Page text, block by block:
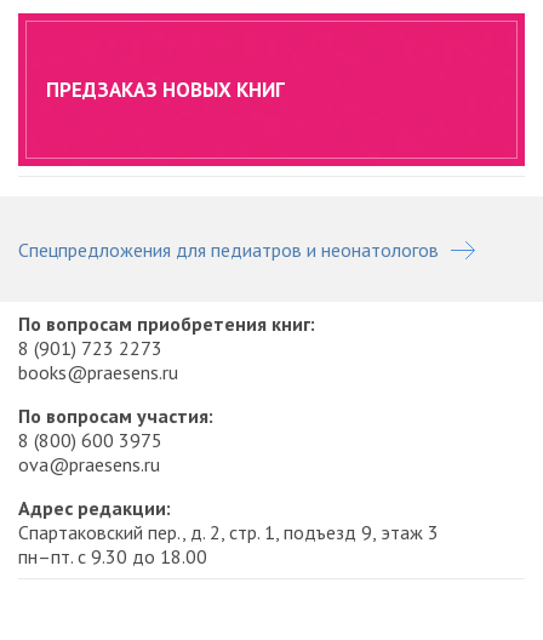
ПРЕДЗАКАЗ НОВЫХ КНИГ
Спецпредложения для педиатров и неонатологов
По вопросам приобретения книг:
8 (901) 723 2273
books@praesens.ru
По вопросам участия:
8 (800) 600 3975
ova@praesens.ru
Адрес редакции:
Спартаковский пер., д. 2, стр. 1, подъезд 9, этаж 3
пн–пт. с 9.30 до 18.00